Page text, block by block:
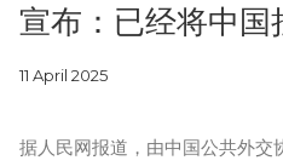
宣布：已经将中国
11 April 2025
据人民网报道，由中国公共外交